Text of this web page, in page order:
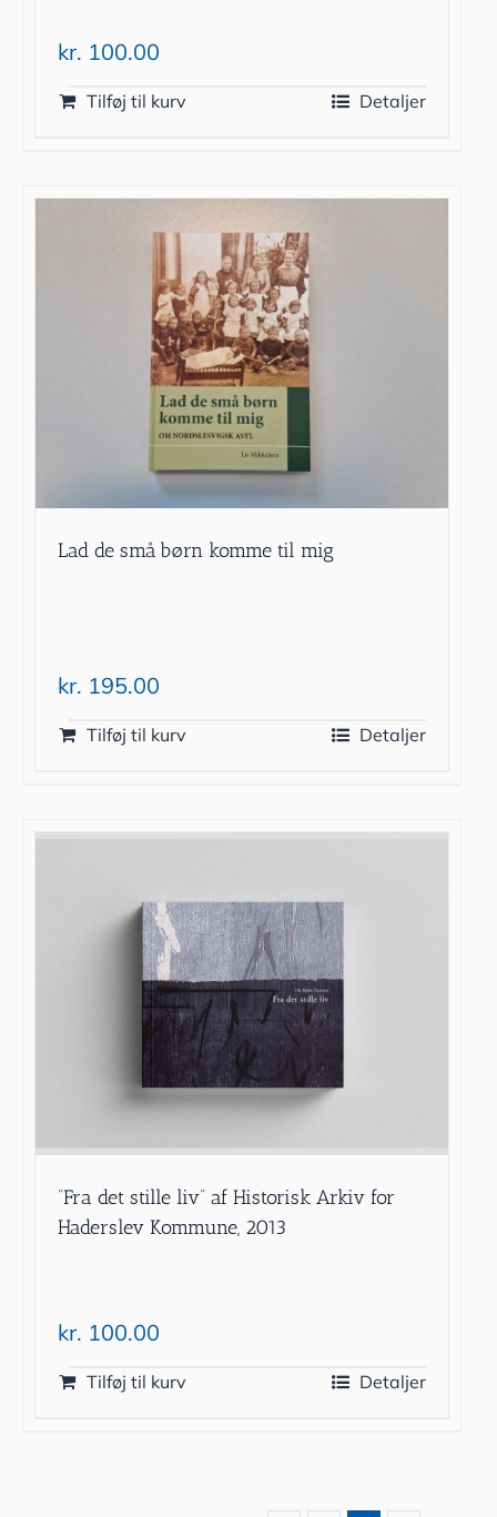
kr. 100.00
Tilføj til kurv Detaljer
Lad de små børn komme til mig
kr. 195.00
Tilføj til kurv Detaljer
”Fra det stille liv” af Historisk Arkiv for
Haderslev Kommune, 2013
kr. 100.00
Tilføj til kurv Detaljer